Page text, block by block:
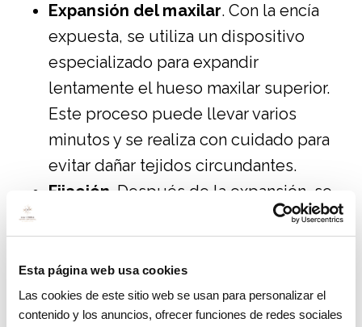
Esta página web usa cookies
Las cookies de este sitio web se usan para personalizar el
contenido y los anuncios, ofrecer funciones de redes sociales
Expansión del maxilar. Con la encía
expuesta, se utiliza un dispositivo
especializado para expandir
lentamente el hueso maxilar superior.
Este proceso puede llevar varios
minutos y se realiza con cuidado para
evitar dañar tejidos circundantes.
Fijación . Después de la expansión, se
fijará un dispositivo de estabilización
en el paladar para mantener la nueva
posición del maxilar. Esto permite que
los huesos se fusionen
adecuadamente en su nueva